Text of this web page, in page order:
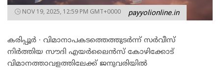
NOV 19, 2025, 12:59 PM GMT+0000 payyolionline.in
കരിപ്പൂർ ∙ വിമാനാപകടത്തെത്തുടർന്ന് സർവീസ്
നിർത്തിയ സൗദി എയർലൈൻസ് കോഴിക്കോട്
വിമാനത്താവളത്തിലേക്ക് ജനുവരിയിൽ